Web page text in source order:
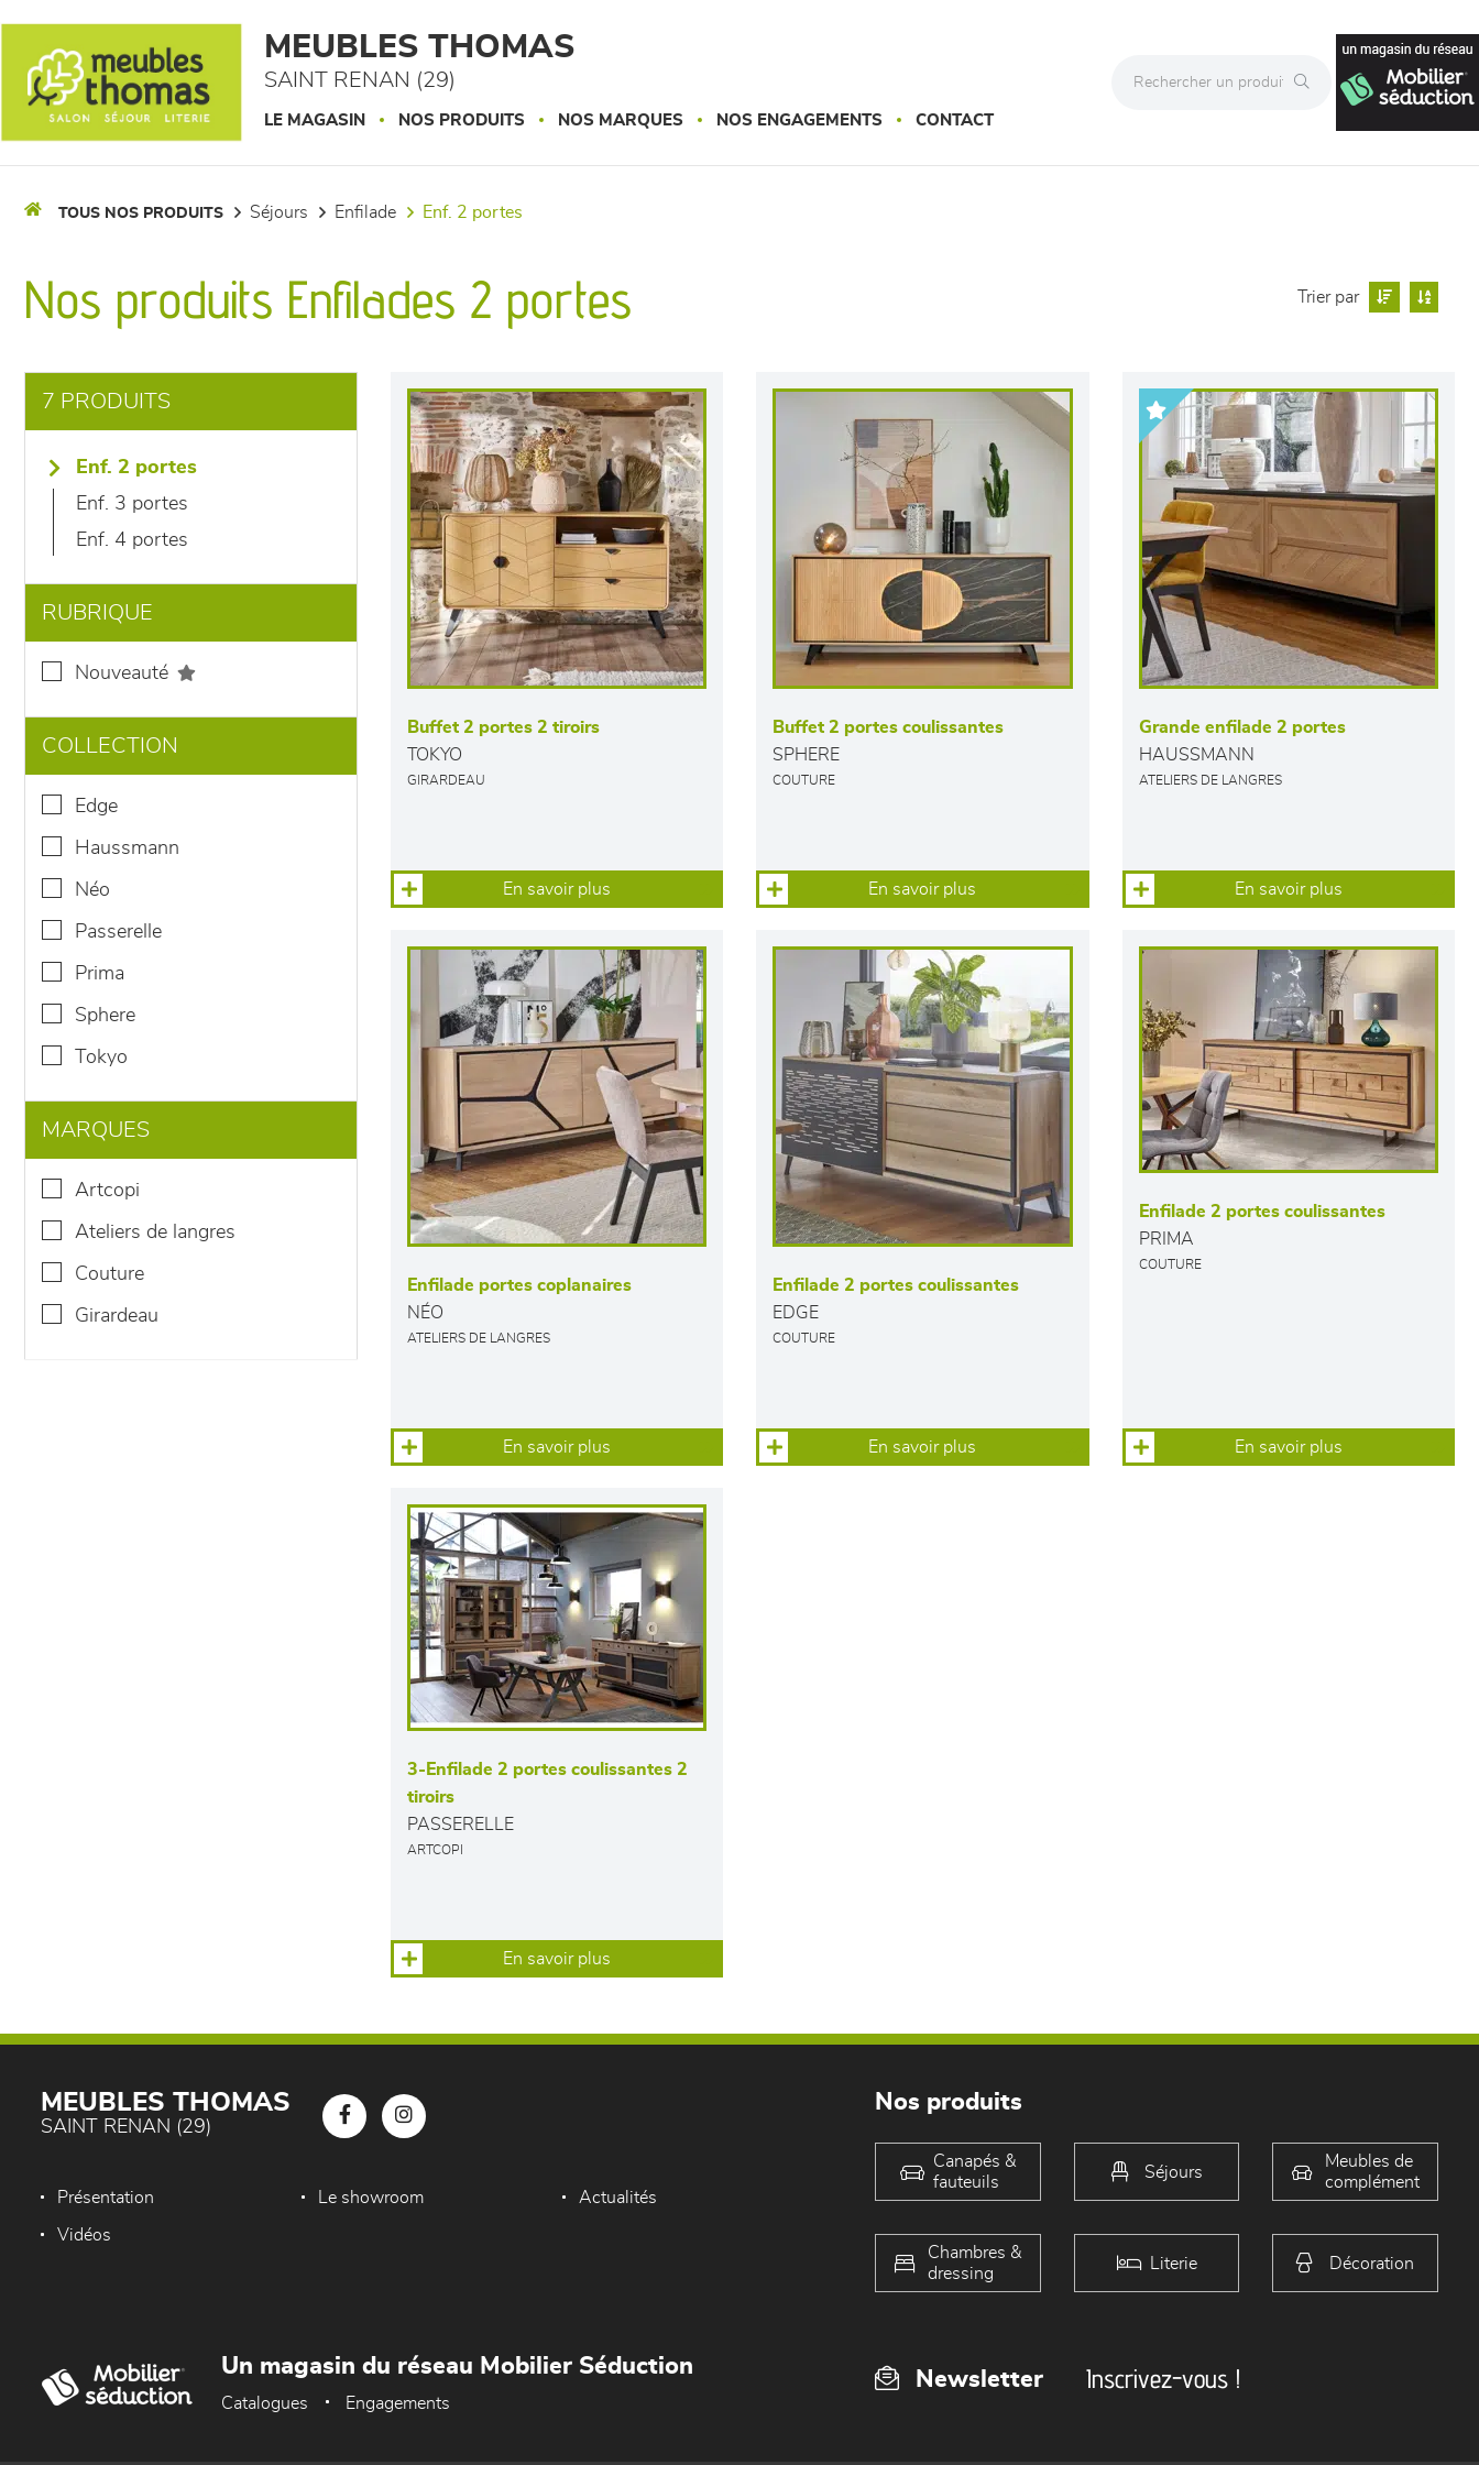
MEUBLES THOMAS
SAINT RENAN (29)
LE MAGASIN NOS PRODUITS NOS MARQUES NOS ENGAGEMENTS CONTACT
TOUS NOS PRODUITS séjours enfilade enf. 2 portes
Nos produits Enfilades 2 portes Trier par
7 PRODUITS
enf. 2 portes
enf. 3 portes
enf. 4 portes
RUBRIQUE
nouveauté
COLLECTION
edge
haussmann
néo
passerelle
prima
sphere
tokyo
MARQUES
artcopi
ateliers de langres
couture
girardeau
Buffet 2 portes 2 tiroirs
TOKYO
GIRARDEAU
En savoir plus
Buffet 2 portes coulissantes
SPHERE
COUTURE
En savoir plus
Grande enfilade 2 portes
HAUSSMANN
ATELIERS DE LANGRES
En savoir plus
Enfilade portes coplanaires
NÉO
ATELIERS DE LANGRES
En savoir plus
Enfilade 2 portes coulissantes
EDGE
COUTURE
En savoir plus
Enfilade 2 portes coulissantes
PRIMA
COUTURE
En savoir plus
3-Enfilade 2 portes coulissantes 2
tiroirs
PASSERELLE
ARTCOPI
En savoir plus
MEUBLES THOMAS
SAINT RENAN (29)
Présentation Le showroom Actualités
Vidéos
Nos produits
Canapés &
fauteuils
Séjours
Meubles de
complément
Chambres &
dressing
Literie Décoration
Newsletter Inscrivez-vous !
Un magasin du réseau Mobilier Séduction
Catalogues Engagements